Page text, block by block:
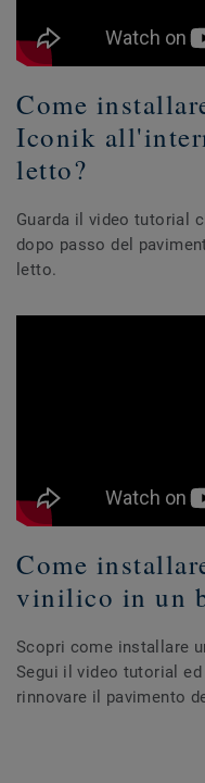
Come
Iconik
letto?
Guarda il video tutorial
dopo passo del
letto.
Come
vinilico in un
Scopri come installare
Segui il video tutorial
rinnovare il pavimento